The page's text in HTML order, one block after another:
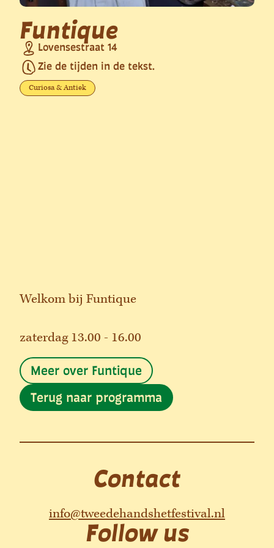
Funtique
Lovensestraat 14
Zie de tijden in de tekst.
Curiosa & Antiek
Welkom bij Funtique
zaterdag 13.00 - 16.00
Meer over Funtique
Terug naar programma
Contact
info@tweedehandshetfestival.nl
Follow us